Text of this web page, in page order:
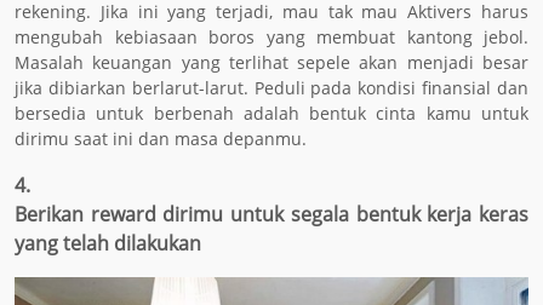
rekening. Jika ini yang terjadi, mau tak mau Aktivers harus
mengubah kebiasaan boros yang membuat kantong jebol.
Masalah keuangan yang terlihat sepele akan menjadi besar
jika dibiarkan berlarut-larut. Peduli pada kondisi finansial dan
bersedia untuk berbenah adalah bentuk cinta kamu untuk
dirimu saat ini dan masa depanmu.
4.
Berikan reward dirimu untuk segala bentuk kerja keras
yang telah dilakukan